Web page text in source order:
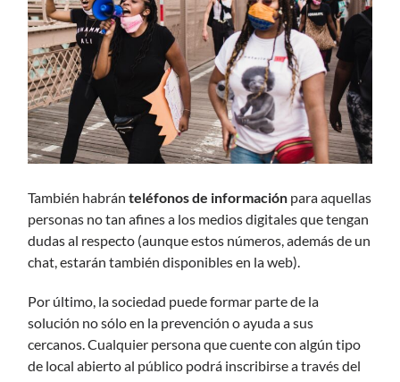
También habránteléfonos de información para aquellas
personas no tan afines a los medios digitales que tengan
dudas al respecto (aunque estos números, además de un
chat, estarán también disponibles en la web).
Por último, la sociedad puede formar parte de la
solución no sólo en la prevención o ayuda a sus
cercanos. Cualquier persona que cuente con algún tipo
de local abierto al público podrá inscribirse a través del